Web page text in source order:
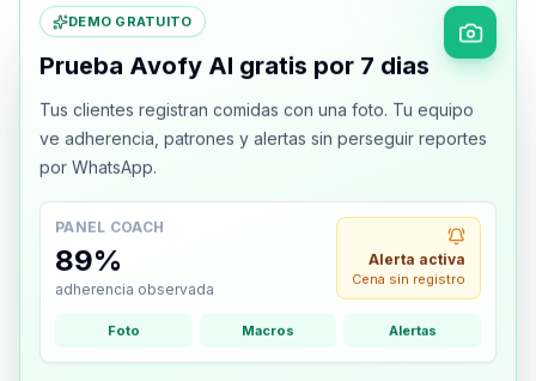
DEMO GRATUITO
Prueba Avofy AI gratis por 7 dias
Tus clientes registran comidas con una foto. Tu equipo
ve adherencia, patrones y alertas sin perseguir reportes
por WhatsApp.
PANEL COACH
89%
adherencia observada
Alerta activa
Cena sin registro
Foto Macros Alertas